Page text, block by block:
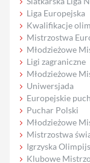
Liga Europejska
Kwalifikacje
Mistrzostwa
Młodzieżowe
Ligi zagraniczne
Młodzieżowe
Uniwersjada
Europejskie
Puchar Polski
Młodzieżowe
Mistrzostwa
Igrzyska
Klubowe